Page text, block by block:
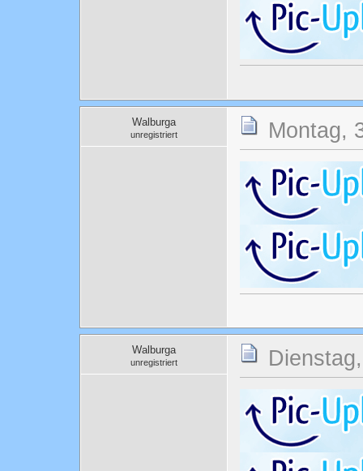
Walburga
unregistriert Montag,
Walburga
unregistriert